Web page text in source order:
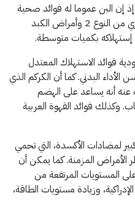
إذ إن البن عموما له فوائد صحية
مثل تقليل مخاطر الإصابة بداء السكري من النوع 2 وأمراض الكبد
إستهلاكه بكميات متوسطة.
فوائد الاستهلاك المعتدل
البدني. كما أن الكركم الذي
أنه يساعد على الهضم
وكذلك فوائد القهوة العربية
لمضادات الأكسدة، التي تحمي
المزمنة. كما يمكن أن
المستويات المرتفعة من
وزيادة مستويات الطاقة،